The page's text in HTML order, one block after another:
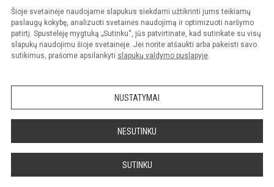
Šioje svetainėje naudojame slapukus siekdami užtikrinti jums teikiamų
paslaugų kokybę, analizuoti svetainės naudojimą ir optimizuoti naršymo
patirtį. Spustelėję mygtuką „Sutinku“, jūs patvirtinate, kad sutinkate su visų
slapukų naudojimu šioje svetainėje. Jei norite atšaukti arba pakeisti savo
sutikimus, prašome apsilankyti slapukų valdymo puslapyje.
NUSTATYMAI
NESUTINKU
SUTINKU
© 2024. Jonavos Justino Vareikio progimnazija. Visos teisės saugomos.
Kopijuoti turinį be raštiško įstaigos administracijos sutikimo griežtai draudžiama.
Prieinamumo paraiška Slapukų valdymas
Sumanus būdas atnaujinti